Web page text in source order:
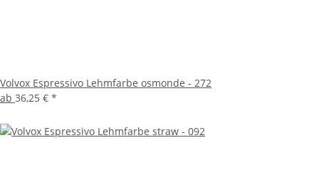
Volvox Espressivo Lehmfarbe osmonde - 272
ab 36,25 € *